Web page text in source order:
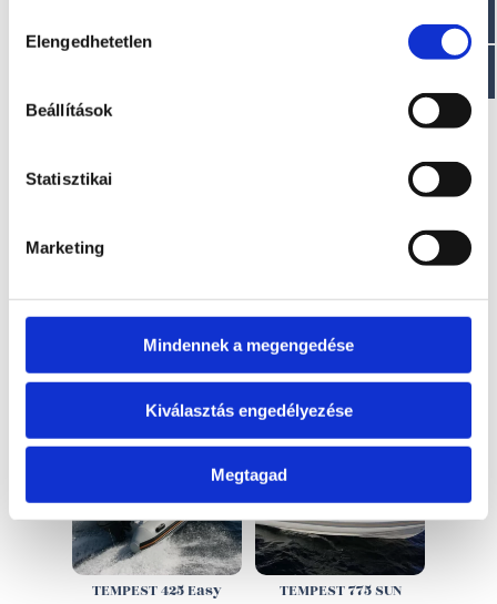
kiválasztása
Elengedhetetlen
Beállítások
Statisztikai
Marketing
Mindennek a megengedése
Kiválasztás engedélyezése
Megtagad
EZ IS ÉRDEKELHET
TEMPEST 425 Easy TEMPEST 775 SUN